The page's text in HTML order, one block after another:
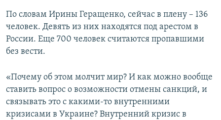
По словам Ирины Геращенко, сейчас в плену – 136
человек. Девять из них находятся под арестом в
России. Еще 700 человек считаются пропавшими
без вести.
«Почему об этом молчит мир? И как можно вообще
ставить вопрос о возможности отмены санкций, и
связывать это с какими-то внутренними
кризисами в Украине? Внутренний кризис в